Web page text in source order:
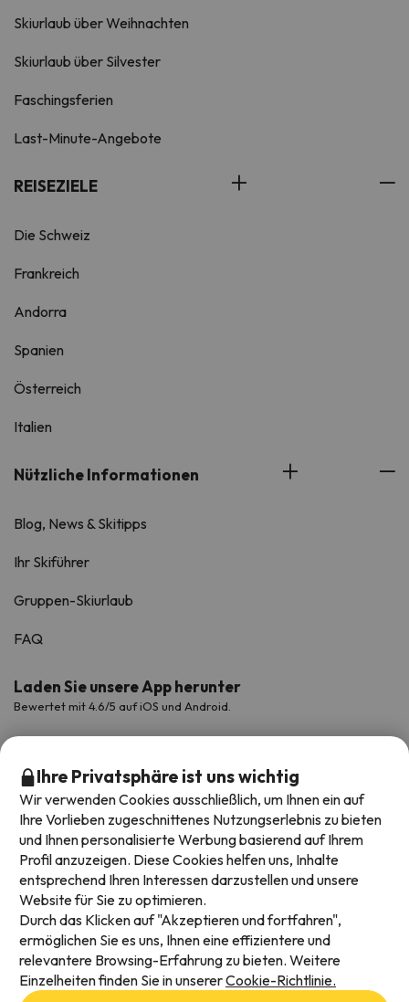
Skiurlaub über Weihnachten
Skiurlaub über Silvester
Faschingsferien
Last-Minute-Angebote
REISEZIELE
Die Schweiz
Frankreich
Andorra
Spanien
Österreich
Italien
Nützliche Informationen
Blog, News & Skitipps
Ihr Skiführer
Gruppen-Skiurlaub
FAQ
Laden Sie unsere App herunter
Bewertet mit 4.6/5 auf iOS und Android.
Verfügbare Zahlungsarten
Ihre Privatsphäre ist uns wichtig
Wir verwenden Cookies ausschließlich, um Ihnen ein auf
Ihre Vorlieben zugeschnittenes Nutzungserlebnis zu bieten
und Ihnen personalisierte Werbung basierend auf Ihrem
Profil anzuzeigen. Diese Cookies helfen uns, Inhalte
entsprechend Ihren Interessen darzustellen und unsere
Website für Sie zu optimieren.
Durch das Klicken auf "Akzeptieren und fortfahren",
ermöglichen Sie es uns, Ihnen eine effizientere und
relevantere Browsing-Erfahrung zu bieten. Weitere
Einzelheiten finden Sie in unsererCookie-Richtlinie.